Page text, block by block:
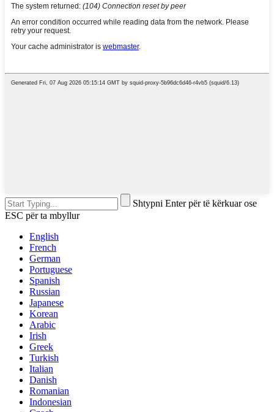
Shtypni Enter për të kërkuar ose
ESC për ta mbyllur
English
French
German
Portuguese
Spanish
Russian
Japanese
Korean
Arabic
Irish
Greek
Turkish
Italian
Danish
Romanian
Indonesian